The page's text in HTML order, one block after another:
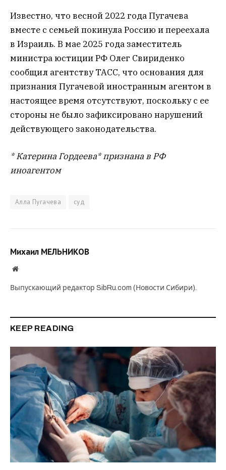
Известно, что весной 2022 года Пугачева
вместе с семьей покинула Россию и переехала
в Израиль. В мае 2025 года заместитель
министра юстиции РФ Олег Свириденко
сообщил агентству ТАСС, что основания для
признания Пугачевой иностранным агентом в
настоящее время отсутствуют, поскольку с ее
стороны не было зафиксировано нарушений
действующего законодательства.
* Катерина Гордеева* признана в РФ
иноагентом
Алла Пугачева суд
Михаил МЕЛЬНИКОВ
Website
Выпускающий редактор SibRu.com (Новости Сибири).
KEEP READING